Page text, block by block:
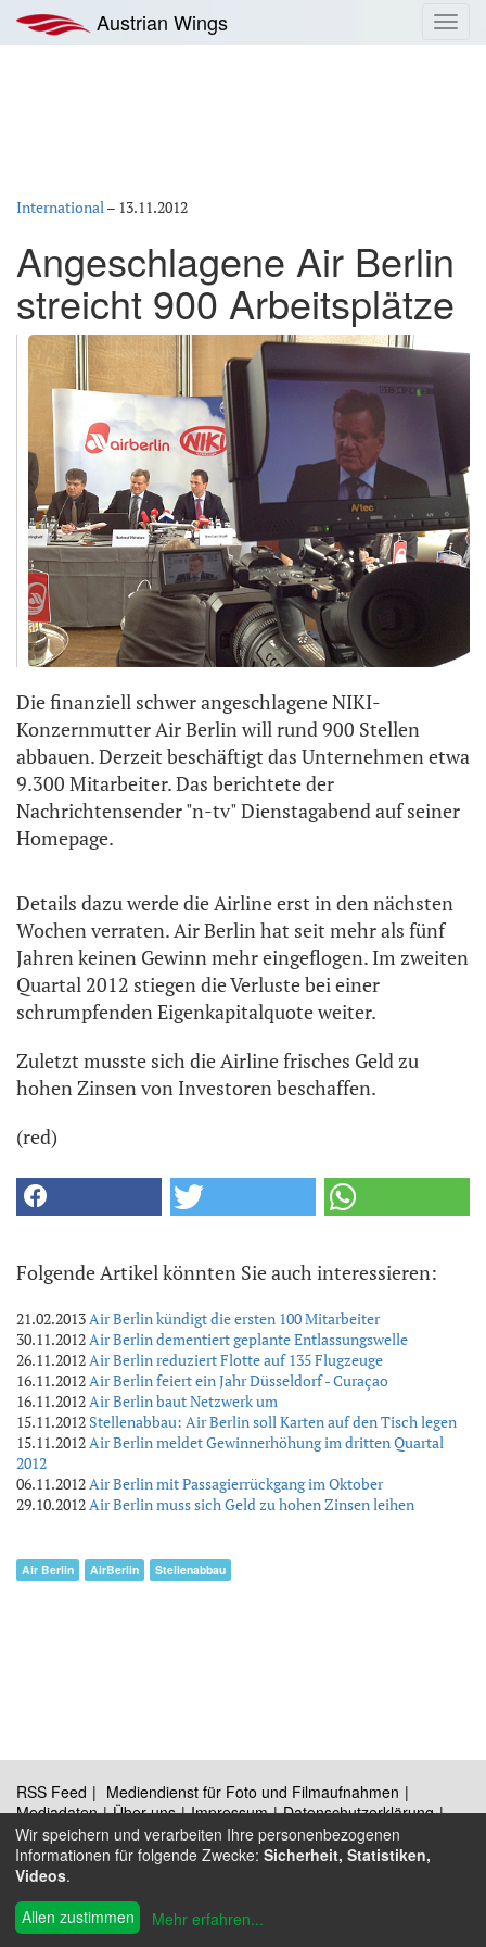
Inhalt
springen
Austrian Wings
International– 13.11.2012
Angeschlagene Air Berlin
streicht 900 Arbeitsplätze
Die finanziell schwer angeschlagene NIKI-
Konzernmutter Air Berlin will rund 900 Stellen
abbauen. Derzeit beschäftigt das Unternehmen etwa
9.300 Mitarbeiter. Das berichtete der
Nachrichtensender "n-tv" Dienstagabend auf seiner
Homepage.
Details dazu werde die Airline erst in den nächsten
Wochen verraten. Air Berlin hat seit mehr als fünf
Jahren keinen Gewinn mehr eingeflogen. Im zweiten
Quartal 2012 stiegen die Verluste bei einer
schrumpfenden Eigenkapitalquote weiter.
Zuletzt musste sich die Airline frisches Geld zu
hohen Zinsen von Investoren beschaffen.
(red)
Folgende Artikel könnten Sie auch interessieren:
21.02.2013 Air Berlin kündigt die ersten 100 Mitarbeiter
30.11.2012 Air Berlin dementiert geplante Entlassungswelle
26.11.2012 Air Berlin reduziert Flotte auf 135 Flugzeuge
16.11.2012 Air Berlin feiert ein Jahr Düsseldorf - Curaçao
16.11.2012 Air Berlin baut Netzwerk um
15.11.2012 Stellenabbau: Air Berlin soll Karten auf den Tisch legen
15.11.2012 Air Berlin meldet Gewinnerhöhung im dritten Quartal
2012
06.11.2012 Air Berlin mit Passagierrückgang im Oktober
29.10.2012 Air Berlin muss sich Geld zu hohen Zinsen leihen
Air Berlin AirBerlin Stellenabbau
RSS Feed
Mediendienst für Foto und Filmaufnahmen
Mediadaten
Über uns Impressum
Datenschutzerklärung
Kontakt
© 2009 - 2026 Austrian Wings
Wir speichern und verarbeiten Ihre personenbezogenen
Informationen für folgende Zwecke: Sicherheit, Statistiken,
Videos.
Allen zustimmen
Mehr erfahren...